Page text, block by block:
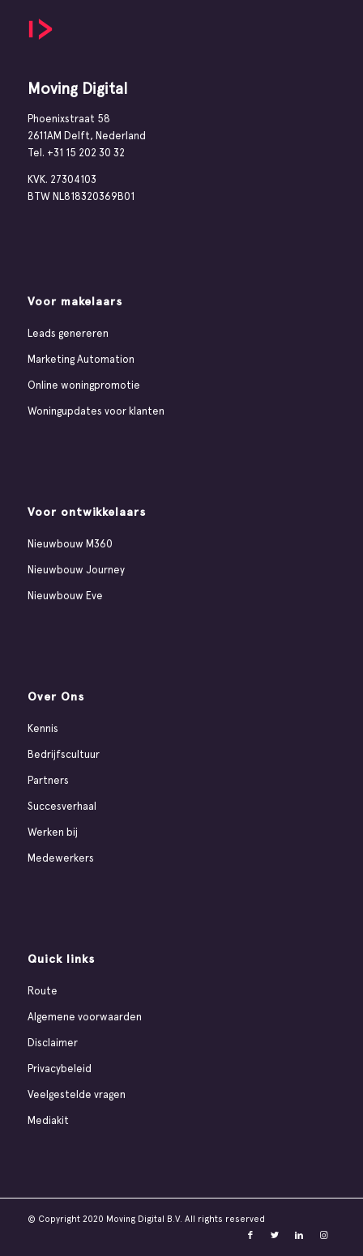
Moving Digital
Phoenixstraat 58
2611AM Delft, Nederland
Tel. +31 15 202 30 32
KVK. 27304103
BTW NL818320369B01
Voor makelaars
Leads genereren
Marketing Automation
Online woningpromotie
Woningupdates voor klanten
Voor ontwikkelaars
Nieuwbouw M360
Nieuwbouw Journey
Nieuwbouw Eve
Over Ons
Kennis
Bedrijfscultuur
Partners
Succesverhaal
Werken bij
Medewerkers
Quick links
Route
Algemene voorwaarden
Disclaimer
Privacybeleid
Veelgestelde vragen
Mediakit
© Copyright 2020 Moving Digital B.V. All rights reserved